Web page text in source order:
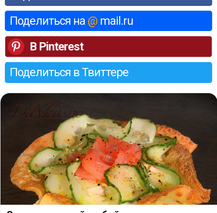
Поделиться на @ mail.ru
В Pinterest
Поделиться в Твиттере